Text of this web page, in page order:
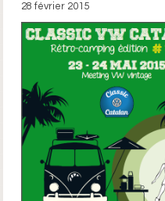
28 février 2015